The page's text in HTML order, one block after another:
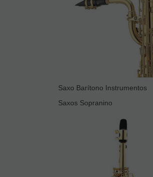
Saxo Barítono Instrumentos
Saxos Sopranino